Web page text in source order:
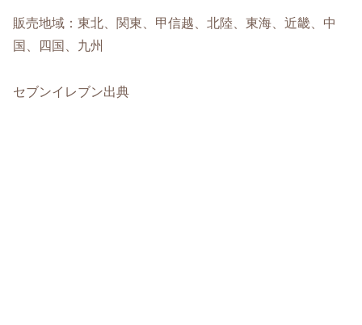
販売地域：東北、関東、甲信越、北陸、東海、近畿、中
国、四国、九州
セブンイレブン出典